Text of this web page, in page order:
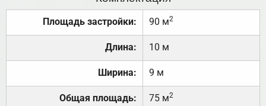
Площадь застройки: 90 м2
Длина: 10 м
Ширина: 9 м
Общая площадь: 75 м2